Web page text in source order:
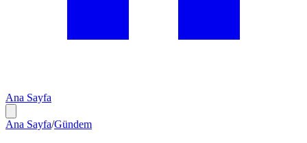
Ana Sayfa
Ana Sayfa/Gündem